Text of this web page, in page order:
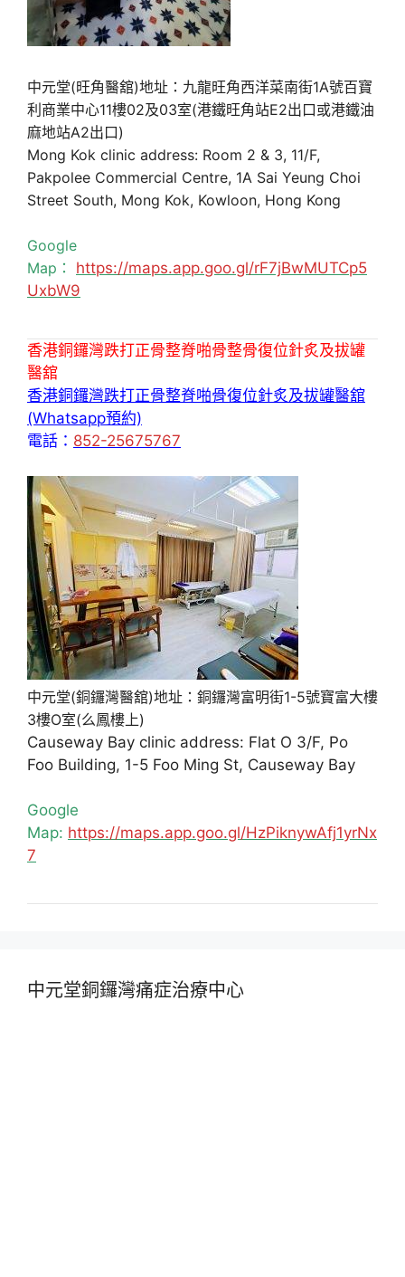
中元堂(旺角醫舘)地址：九龍旺角西洋菜南街1A號百寶
利商業中心11樓02及03室(港鐵旺角站E2出口或港鐵油
麻地站A2出口)
Mong Kok clinic address: Room 2 & 3, 11/F,
Pakpolee Commercial Centre, 1A Sai Yeung Choi
Street South, Mong Kok, Kowloon, Hong Kong
Google
Map： https://maps.app.goo.gl/rF7jBwMUTCp5
UxbW9
香港銅鑼灣跌打正骨整脊啪骨整骨復位針炙及拔罐
醫舘
香港銅鑼灣跌打正骨整脊啪骨復位針炙及拔罐醫舘
(Whatsapp預約)
電話： 852-25675767
中元堂(銅鑼灣醫舘)地址：銅鑼灣富明街1-5號寶富大樓
3樓O室(么鳳樓上)
Causeway Bay clinic address: Flat O 3/F, Po
Foo Building, 1-5 Foo Ming St, Causeway Bay
Google
Map: https://maps.app.goo.gl/HzPiknywAfj1yrNx
7
中元堂銅鑼灣痛症治療中心